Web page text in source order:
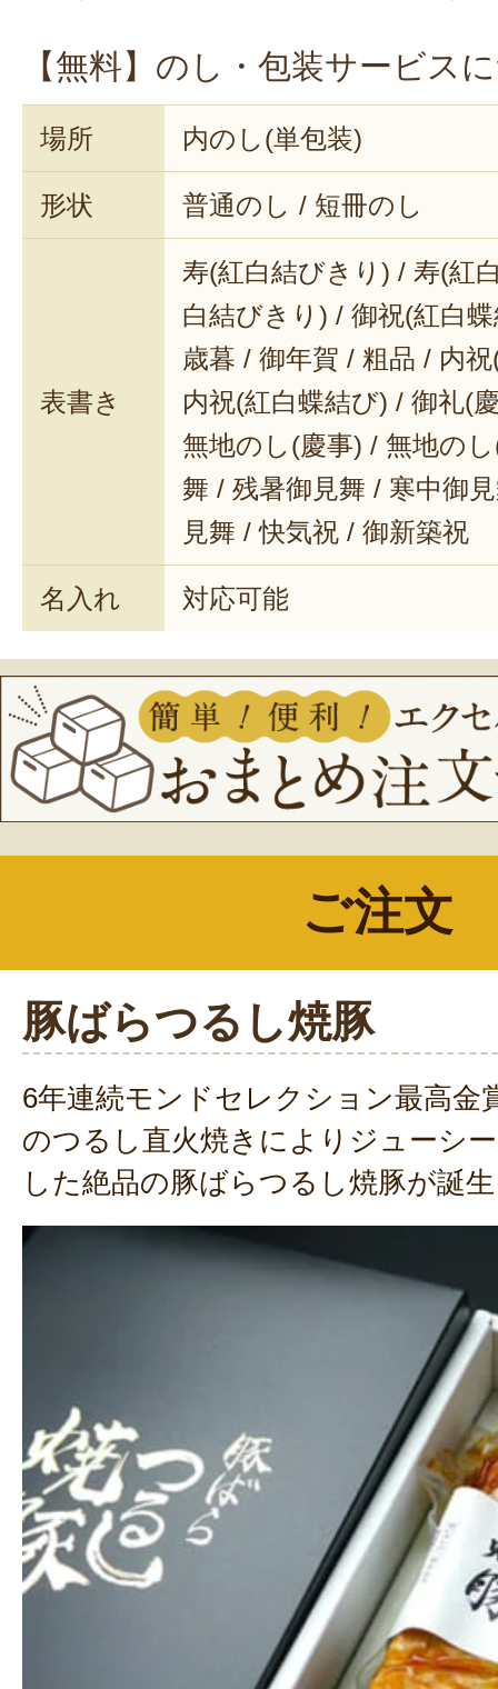
【無料】のし・包装サービス
場所 内のし(単包装)
形状 普通のし / 短冊のし
表書き
寿(紅白結びきり) / 寿(紅
白結びきり) / 御祝(紅白
歳暮 / 御年賀 / 粗品 / 内
内祝(紅白蝶結び) / 御礼(
無地のし(慶事) / 無地の
舞 / 残暑御見舞 / 寒中御
見舞 / 快気祝 / 御新築祝
名入れ 対応可能
ご注文
豚ばらつるし焼豚
6年連続モンドセレクション最高金
のつるし直火焼きによりジューシ
した絶品の豚ばらつるし焼豚が誕